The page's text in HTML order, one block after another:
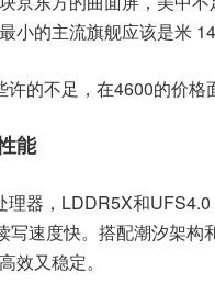
小的主流旗舰应该是米 14
许的不足，在4600的价格
能
理器，LDDR5X和
写速度快。搭配潮汐架构
效又稳定。